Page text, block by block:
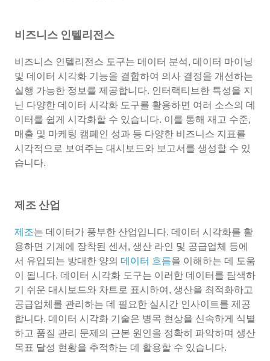
비즈니스 인텔리전스
비즈니스 인텔리전스 도구는 데이터 분석, 데이터 마이닝
및 데이터 시각화 기능을 결합하여 의사 결정을 개선하는
실행 가능한 정보를 제공합니다. 인터랙티브한 특성을 지
닌 다양한 데이터 시각화 도구를 활용하면 여러 소스의 데
이터를 쉽게 시각화할 수 있습니다. 이를 통해 재고 수준,
매출 및 마케팅 캠페인 성과 등 다양한 비즈니스 지표를
시각적으로 보여주는 대시보드와 보고서를 생성할 수 있
습니다.
제조 산업
제조는 데이터가 풍부한 산업입니다. 데이터 시각화를 활
용하면 기계에 장착된 센서, 생산 라인 및 공급업체 등에
서 유입되는 방대한 양의 데이터 흐름을 이해하는 데 도움
이 됩니다. 데이터 시각화 도구는 이러한 데이터를 탐색하
기 쉬운 대시보드와 차트로 표시하여, 생산을 최적화하고
공급업체를 관리하는 데 필요한 실시간 인사이트를 제공
합니다. 데이터 시각화 기술은 병목 현상을 신속하게 식별
하고 품질 관리 문제의 근본 원인을 정확히 파악하며 생산
목표 달성 현황을 추적하는 데 활용할 수 있습니다.